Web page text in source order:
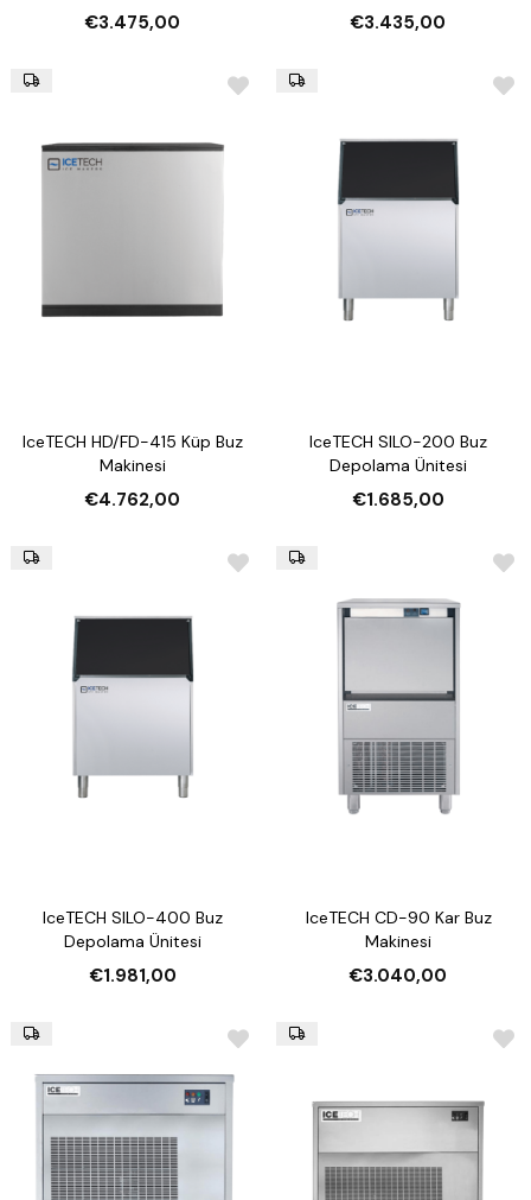
€3.475,00 €3.435,00
IceTECH HD/FD-415 Küp Buz
Makinesi
€4.762,00
IceTECH SILO-200 Buz
Depolama Ünitesi
€1.685,00
IceTECH SILO-400 Buz
Depolama Ünitesi
€1.981,00
IceTECH CD-90 Kar Buz
Makinesi
€3.040,00